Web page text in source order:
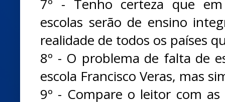
7º - Tenho certeza que
escolas serão de ensino
realidade de todos os países
8º - O problema de falta de
escola Francisco Veras, mas
9º - Compare o leitor com as